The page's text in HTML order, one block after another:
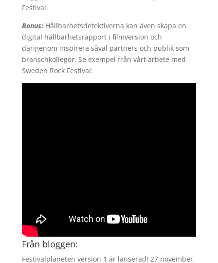
Festival.
Bonus: Hållbarhetsdetektiverna kan även skapa en
digital hållbarhetsrapport i filmversion och
därigenom inspirera såväl partners och publik som
branschkollegor. Se exempel från vårt arbete med
Sweden Rock Festival:
Från bloggen:
Festivalplaneten version 1 är lanserad! 27 november,